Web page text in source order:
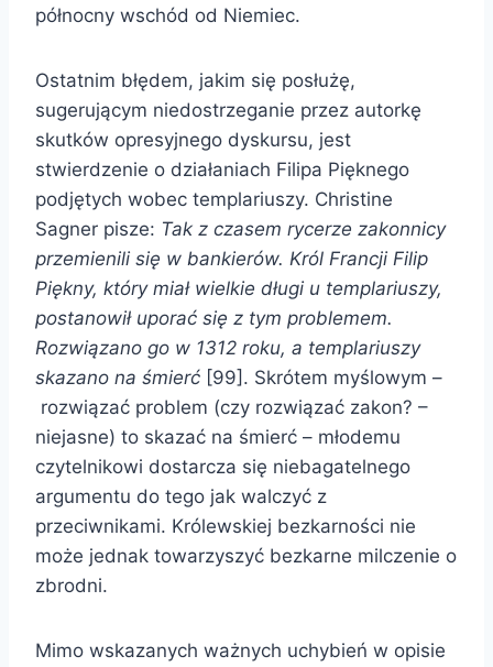
północny wschód od Niemiec.
Ostatnim błędem, jakim się posłużę,
sugerującym niedostrzeganie przez autorkę
skutków opresyjnego dyskursu, jest
stwierdzenie o działaniach Filipa Pięknego
podjętych wobec templariuszy. Christine
Sagner pisze: Tak z czasem rycerze zakonnicy
przemienili się w bankierów. Król Francji Filip
Piękny, który miał wielkie długi u templariuszy,
postanowił uporać się z tym problemem.
Rozwiązano go w 1312 roku, a templariuszy
skazano na śmierć [99]. Skrótem myślowym –
rozwiązać problem (czy rozwiązać zakon? –
niejasne) to skazać na śmierć – młodemu
czytelnikowi dostarcza się niebagatelnego
argumentu do tego jak walczyć z
przeciwnikami. Królewskiej bezkarności nie
może jednak towarzyszyć bezkarne milczenie o
zbrodni.
Mimo wskazanych ważnych uchybień w opisie